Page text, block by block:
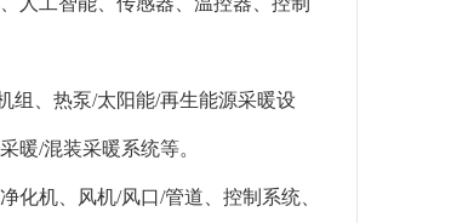
组、热泵/太阳能/再生能源采暖设
暖/混装采暖系统等。
机、风机/风口/管道、控制系统、